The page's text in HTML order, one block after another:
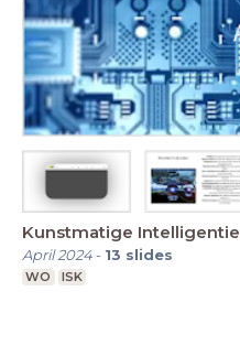
Kunstmatige Intelligentie
April 2024- 13 slides
WO ISK